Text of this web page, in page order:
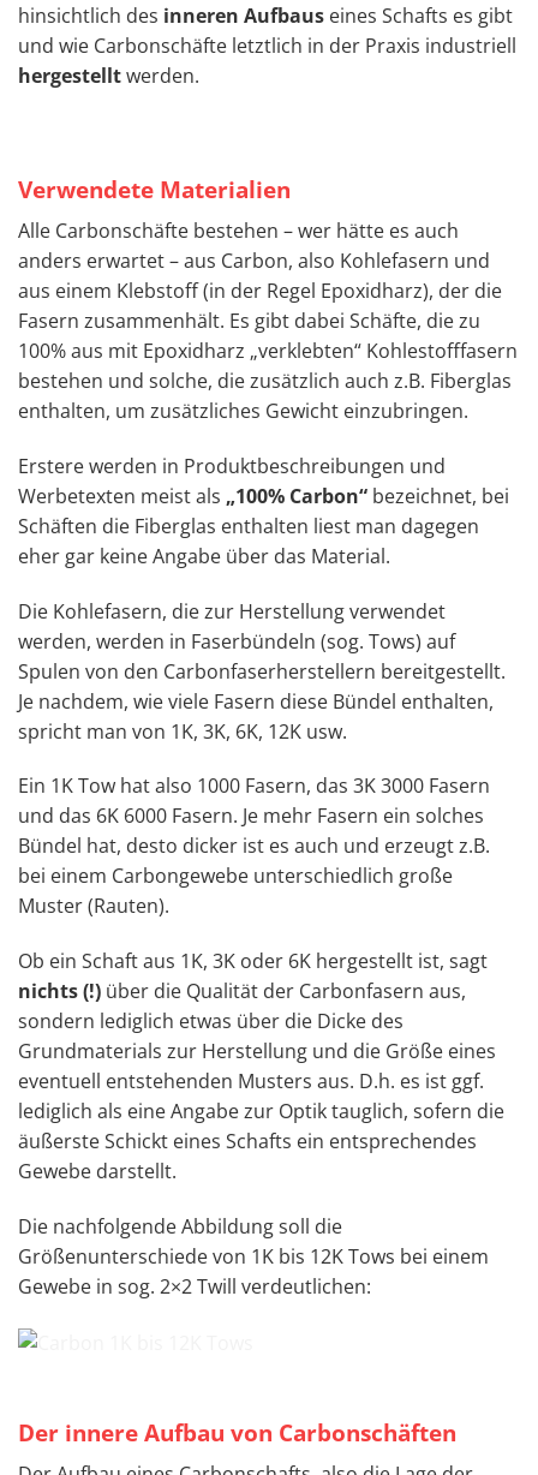
hinsichtlich des inneren Aufbaus eines Schafts es gibt
und wie Carbonschäfte letztlich in der Praxis industriell
hergestelltwerden.
Verwendete Materialien
Alle Carbonschäfte bestehen – wer hätte es auch
anders erwartet – aus Carbon, also Kohlefasern und
aus einem Klebstoff (in der Regel Epoxidharz), der die
Fasern zusammenhält. Es gibt dabei Schäfte, die zu
100% aus mit Epoxidharz „verklebten“ Kohlestofffasern
bestehen und solche, die zusätzlich auch z.B. Fiberglas
enthalten, um zusätzliches Gewicht einzubringen.
Erstere werden in Produktbeschreibungen und
Werbetexten meist als „100% Carbon“ bezeichnet, bei
Schäften die Fiberglas enthalten liest man dagegen
eher gar keine Angabe über das Material.
Die Kohlefasern, die zur Herstellung verwendet
werden, werden in Faserbündeln (sog. Tows) auf
Spulen von den Carbonfaserherstellern bereitgestellt.
Je nachdem, wie viele Fasern diese Bündel enthalten,
spricht man von 1K, 3K, 6K, 12K usw.
Ein 1K Tow hat also 1000 Fasern, das 3K 3000 Fasern
und das 6K 6000 Fasern. Je mehr Fasern ein solches
Bündel hat, desto dicker ist es auch und erzeugt z.B.
bei einem Carbongewebe unterschiedlich große
Muster (Rauten).
Ob ein Schaft aus 1K, 3K oder 6K hergestellt ist, sagt
nichts (!) über die Qualität der Carbonfasern aus,
sondern lediglich etwas über die Dicke des
Grundmaterials zur Herstellung und die Größe eines
eventuell entstehenden Musters aus. D.h. es ist ggf.
lediglich als eine Angabe zur Optik tauglich, sofern die
äußerste Schickt eines Schafts ein entsprechendes
Gewebe darstellt.
Die nachfolgende Abbildung soll die
Größenunterschiede von 1K bis 12K Tows bei einem
Gewebe in sog. 2×2 Twill verdeutlichen:
Der innere Aufbau von Carbonschäften